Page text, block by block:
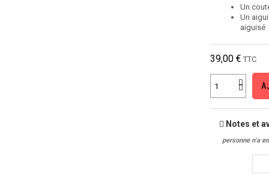
Un
Un
aiguisé
39,00 € TTC
Notes et
personne n'a